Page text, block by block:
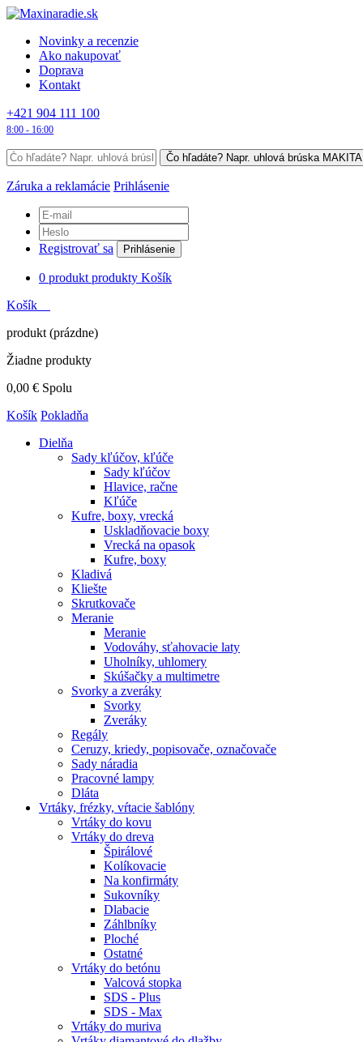
Novinky a recenzie
Ako nakupovať
Doprava
Kontakt
+421 904 111 100
8:00 - 16:00
Záruka a reklamácie Prihlásenie
Registrovať sa Prihlásenie
0 produkt produkty Košík
Košík
produkt (prázdne)
Žiadne produkty
0,00 € Spolu
Košík Pokladňa
Dielňa
Sady kľúčov, kľúče
Sady kľúčov
Hlavice, račne
Kľúče
Kufre, boxy, vrecká
Uskladňovacie boxy
Vrecká na opasok
Kufre, boxy
Kladivá
Kliešte
Skrutkovače
Meranie
Meranie
Vodováhy, sťahovacie laty
Uholníky, uhlomery
Skúšačky a multimetre
Svorky a zveráky
Svorky
Zveráky
Regály
Ceruzy, kriedy, popisovače, označovače
Sady náradia
Pracovné lampy
Dláta
Vrtáky, frézky, vŕtacie šablóny
Vrtáky do kovu
Vrtáky do dreva
Špirálové
Kolíkovacie
Na konfirmáty
Sukovníky
Dlabacie
Záhlbníky
Ploché
Ostatné
Vrtáky do betónu
Valcová stopka
SDS - Plus
SDS - Max
Vrtáky do muriva